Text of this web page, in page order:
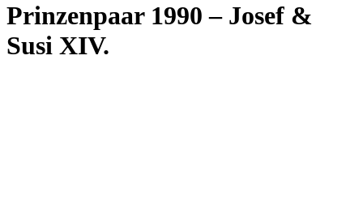
Prinzenpaar 1990 – Josef &
Susi XIV.